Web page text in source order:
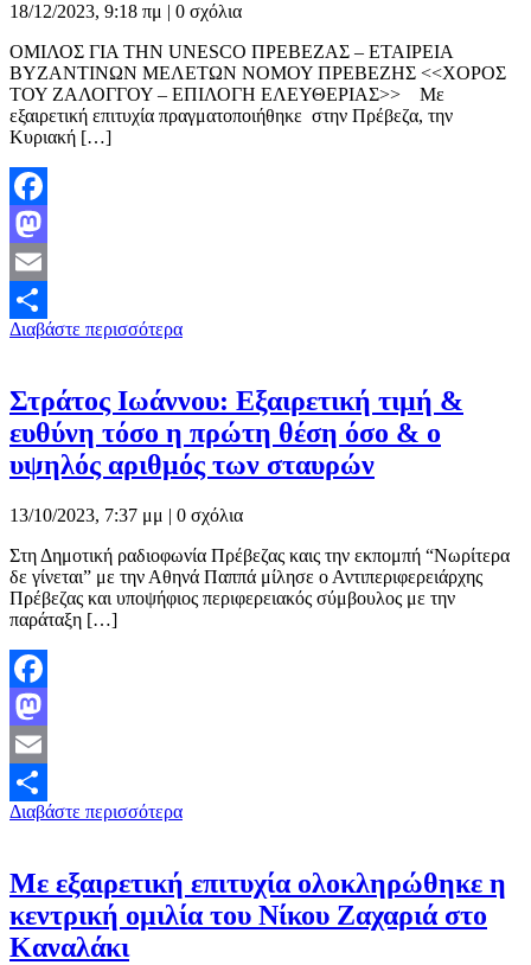
18/12/2023, 9:18 πμ | 0 σχόλια
ΟΜΙΛΟΣ ΓΙΑ ΤΗΝ UNESCO ΠΡΕΒΕΖΑΣ – ΕΤΑΙΡΕΙΑ
ΒΥΖΑΝΤΙΝΩΝ ΜΕΛΕΤΩΝ ΝΟΜΟΥ ΠΡΕΒΕΖΗΣ <<ΧΟΡΟΣ
ΤΟΥ ΖΑΛΟΓΓΟΥ – ΕΠΙΛΟΓΗ ΕΛΕΥΘΕΡΙΑΣ>> Με
εξαιρετική επιτυχία πραγματοποιήθηκε στην Πρέβεζα, την
Κυριακή […]
Facebook
Mastodon
Email
Μοιραστείτε
Διαβάστε περισσότερα
Στράτος Ιωάννου: Εξαιρετική τιμή &
ευθύνη τόσο η πρώτη θέση όσο & ο
υψηλός αριθμός των σταυρών
13/10/2023, 7:37 μμ | 0 σχόλια
Στη Δημοτική ραδιοφωνία Πρέβεζας καις την εκπομπή “Νωρίτερα
δε γίνεται” με την Αθηνά Παππά μίλησε ο Αντιπεριφερειάρχης
Πρέβεζας και υποψήφιος περιφερειακός σύμβουλος με την
παράταξη […]
Facebook
Mastodon
Email
Μοιραστείτε
Διαβάστε περισσότερα
Με εξαιρετική επιτυχία ολοκληρώθηκε η
κεντρική ομιλία του Νίκου Ζαχαριά στο
Καναλάκι